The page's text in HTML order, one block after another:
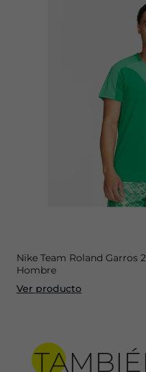
Nike Team Roland Garros
Hombre
Ver producto